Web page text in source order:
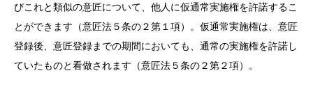
びこれと類似の意匠について、他人に仮通常実施権を許諾するこ
とができます（意匠法５条の２第１項）。仮通常実施権は、意匠
登録後、意匠登録までの期間においても、通常の実施権を許諾し
ていたものと看做されます（意匠法５条の２第２項）。